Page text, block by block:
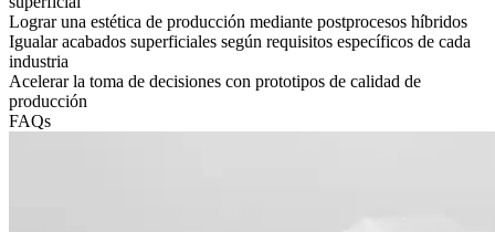
Lograr una estética de producción mediante postprocesos híbridos
Igualar acabados superficiales según requisitos específicos de cada
industria
Acelerar la toma de decisiones con prototipos de calidad de
producción
FAQs